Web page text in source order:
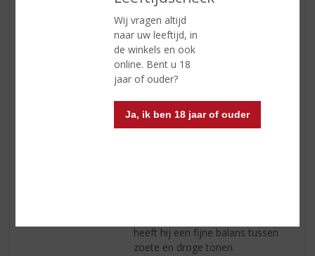
Wij vragen altijd
naar uw leeftijd, in
de winkels en ook
online. Bent u 18
jaar of ouder?
Ja, ik ben 18 jaar of ouder
gesuikerde sinaasappel en vers
gekapt eikenhout. Smaak:
zoetheid van honing met tonen
van rijk citrusfruit en kruidig
eikenhout. In de afdronk blijven de
tonen van eikenhout het langst
balans tussen zoete en droge
heeft hij een fijne balans tussen
zoete en droge tonen.